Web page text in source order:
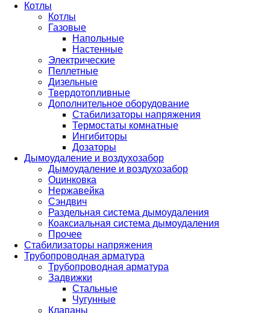
Котлы
Котлы
Газовые
Напольные
Настенные
Электрические
Пеллетные
Дизельные
Твердотопливные
Дополнительное оборудование
Стабилизаторы напряжения
Термостаты комнатные
Ингибиторы
Дозаторы
Дымоудаление и воздухозабор
Дымоудаление и воздухозабор
Оцинковка
Нержавейка
Сэндвич
Раздельная система дымоудаления
Коаксиальная система дымоудаления
Прочее
Стабилизаторы напряжения
Трубопроводная арматура
Трубопроводная арматура
Задвижки
Стальные
Чугунные
Клапаны